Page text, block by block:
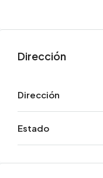
Dirección
Dirección
Estado